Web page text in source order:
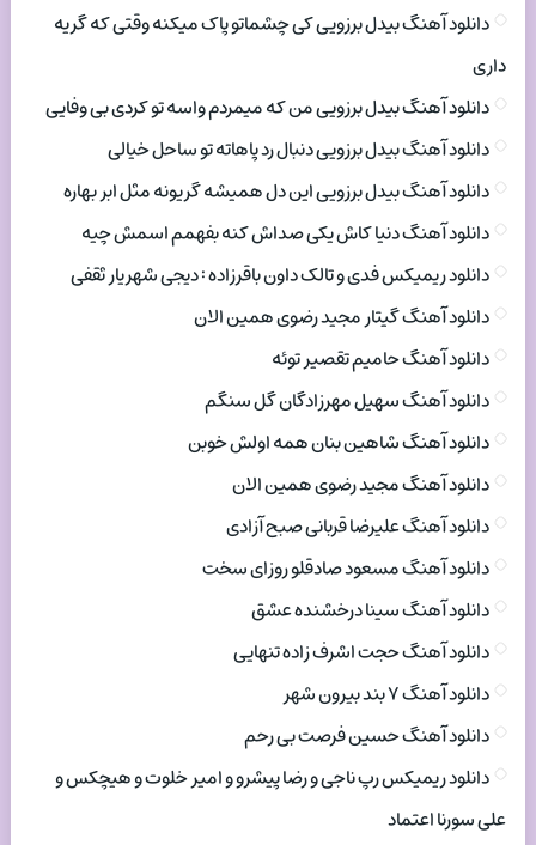
دانلود آهنگ بیدل برزویی کی چشماتو پاک میکنه وقتی که گریه
داری
دانلود آهنگ بیدل برزویی من که میمردم واسه تو کردی بی وفایی
دانلود آهنگ بیدل برزویی دنبال رد پاهاته تو ساحل خیالی
دانلود آهنگ بیدل برزویی این دل همیشه گریونه مثل ابر بهاره
دانلود آهنگ دنیا کاش یکی صداش کنه بفهمم اسمش چیه
دانلود ریمیکس فدی و تالک داون باقرزاده : دیجی شهریار ثقفی
دانلود آهنگ گیتار مجید رضوی همین الان
دانلود آهنگ حامیم تقصیر توئه
دانلود آهنگ سهیل مهرزادگان گل سنگم
دانلود آهنگ شاهین بنان همه اولش خوبن
دانلود آهنگ مجید رضوی همین الان
دانلود آهنگ علیرضا قربانی صبح آزادی
دانلود آهنگ مسعود صادقلو روزای سخت
دانلود آهنگ سینا درخشنده عشق
دانلود آهنگ حجت اشرف زاده تنهایی
دانلود آهنگ ۷ بند بیرون شهر
دانلود آهنگ حسین فرصت بی رحم
دانلود ریمیکس رپ ناجی و رضا پیشرو و امیر خلوت و هیچکس و
علی سورنا اعتماد